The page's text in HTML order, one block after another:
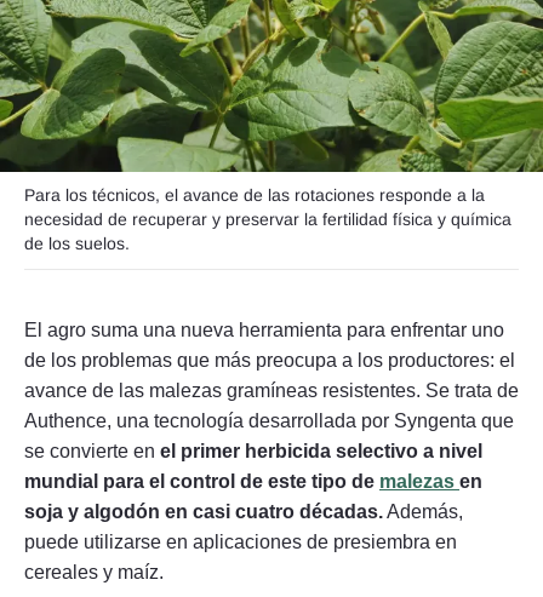
Para los técnicos, el avance de las rotaciones responde a la
necesidad de recuperar y preservar la fertilidad física y química
de los suelos.
El agro suma una nueva herramienta para enfrentar uno
de los problemas que más preocupa a los productores: el
avance de las malezas gramíneas resistentes. Se trata de
Authence, una tecnología desarrollada por Syngenta que
se convierte en el primer herbicida selectivo a nivel
mundial para el control de este tipo de malezas en
soja y algodón en casi cuatro décadas.Además,
puede utilizarse en aplicaciones de presiembra en
cereales y maíz.